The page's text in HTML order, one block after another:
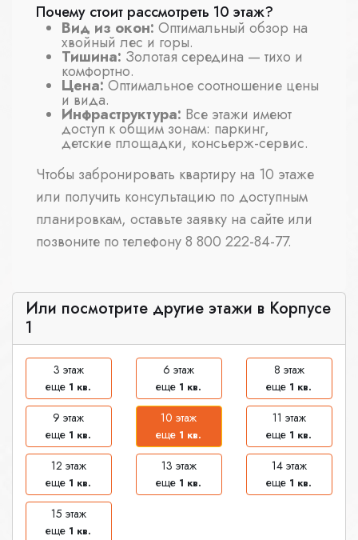
Почему стоит рассмотреть 10 этаж?
Вид из окон: Оптимальный обзор на
хвойный лес и горы.
Тишина: Золотая середина — тихо и
комфортно.
Цена:Оптимальное соотношение цены
и вида.
Инфраструктура: Все этажи имеют
доступ к общим зонам: паркинг,
детские площадки, консьерж-сервис.
Чтобы забронировать квартиру на 10 этаже
или получить консультацию по доступным
планировкам, оставьте заявку на сайте или
позвоните по телефону 8 800 222-84-77.
Или посмотрите другие этажи в Корпусе
1
3 этаж
еще 1 кв.
6 этаж
еще 1 кв.
8 этаж
еще 1 кв.
9 этаж
еще 1 кв.
10 этаж
еще 1 кв.
11 этаж
еще 1 кв.
12 этаж
еще 1 кв.
13 этаж
еще 1 кв.
14 этаж
еще 1 кв.
15 этаж
еще 1 кв.